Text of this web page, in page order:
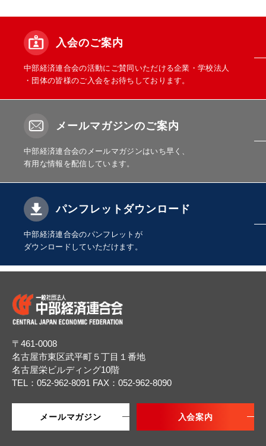
入会のご案内
中部経済連合会の活動にご賛同いただける企業・学校法人
・団体の皆様のご入会をお待ちしております。
メールマガジンのご案内
中部経済連合会のメールマガジンはいち早く、
有用な情報を配信しています。
パンフレットダウンロード
中部経済連合会のパンフレットが
ダウンロードしていただけます。
〒461-0008
名古屋市東区武平町５丁目１番地
名古屋栄ビルディング10階
TEL：052-962-8091 FAX：052-962-8090
メールマガジン 入会案内